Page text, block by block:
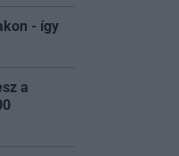
- így
a